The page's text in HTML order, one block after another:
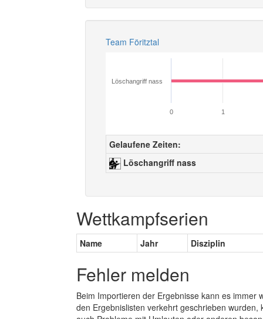
Team Föritztal
Löschangriff nass
0 1
Gelaufene Zeiten:
Löschangriff nass
Wettkampfserien
Name Jahr Disziplin
Fehler melden
Beim Importieren der Ergebnisse kann es
den Ergebnislisten verkehrt geschrieben